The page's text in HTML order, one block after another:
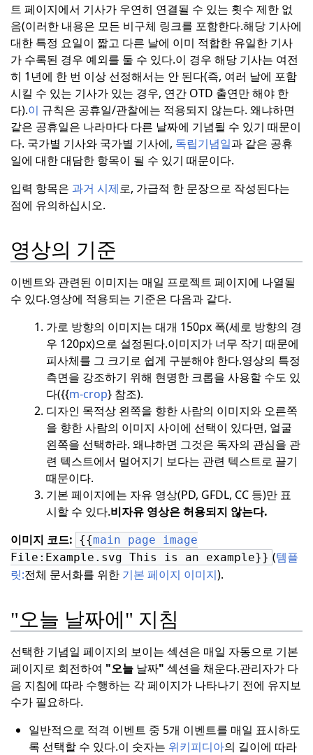
트 페이지에서 기사가 우연히 연결될 수 있는 횟수 제한 없
음(이러한 내용은 모든 비구체 링크를 포함한다.해당 기사에
대한 특정 요일이 짧고 다른 날에 이미 적합한 유일한 기사
가 수록된 경우 예외를 둘 수 있다.이 경우 해당 기사는 여전
히 1년에 한 번 이상 선정해서는 안 된다(즉, 여러 날에 포함
시킬 수 있는 기사가 있는 경우, 연간 OTD 출연만 해야 한
다).이 규칙은 공휴일/관찰에는 적용되지 않는다. 왜냐하면
같은 공휴일은 나라마다 다른 날짜에 기념될 수 있기 때문이
다. 국가별 기사와 국가별 기사에, 독립기념일과 같은 공휴
일에 대한 대담한 항목이 될 수 있기 때문이다.
입력 항목은 과거 시제로, 가급적 한 문장으로 작성된다는
점에 유의하십시오.
영상의 기준
이벤트와 관련된 이미지는 매일 프로젝트 페이지에 나열될
수 있다.영상에 적용되는 기준은 다음과 같다.
가로 방향의 이미지는 대개 150px 폭(세로 방향의 경
우 120px)으로 설정된다.이미지가 너무 작기 때문에
피사체를 그 크기로 쉽게 구분해야 한다.영상의 특정
측면을 강조하기 위해 현명한 크롭을 사용할 수도 있
다({{m-crop} 참조).
디자인 목적상 왼쪽을 향한 사람의 이미지와 오른쪽
을 향한 사람의 이미지 사이에 선택이 있다면, 얼굴
왼쪽을 선택하라. 왜냐하면 그것은 독자의 관심을 관
련 텍스트에서 멀어지기 보다는 관련 텍스트로 끌기
때문이다.
기본 페이지에는 자유 영상(PD, GFDL, CC 등)만 표
시할 수 있다.비자유 영상은 허용되지 않는다.
이미지 코드: {{main page image
File:Example.svg This is an example}} (템플
릿:전체 문서화를 위한 기본 페이지 이미지).
"오늘 날짜에" 지침
선택한 기념일 페이지의 보이는 섹션은 매일 자동으로 기본
페이지로 회전하여 "오늘 날짜" 섹션을 채운다.관리자가 다
음 지침에 따라 수행하는 각 페이지가 나타나기 전에 유지보
수가 필요하다.
일반적으로 적격 이벤트 중 5개 이벤트를 매일 표시하도
록 선택할 수 있다.이 숫자는 위키피디아의 길이에 따라